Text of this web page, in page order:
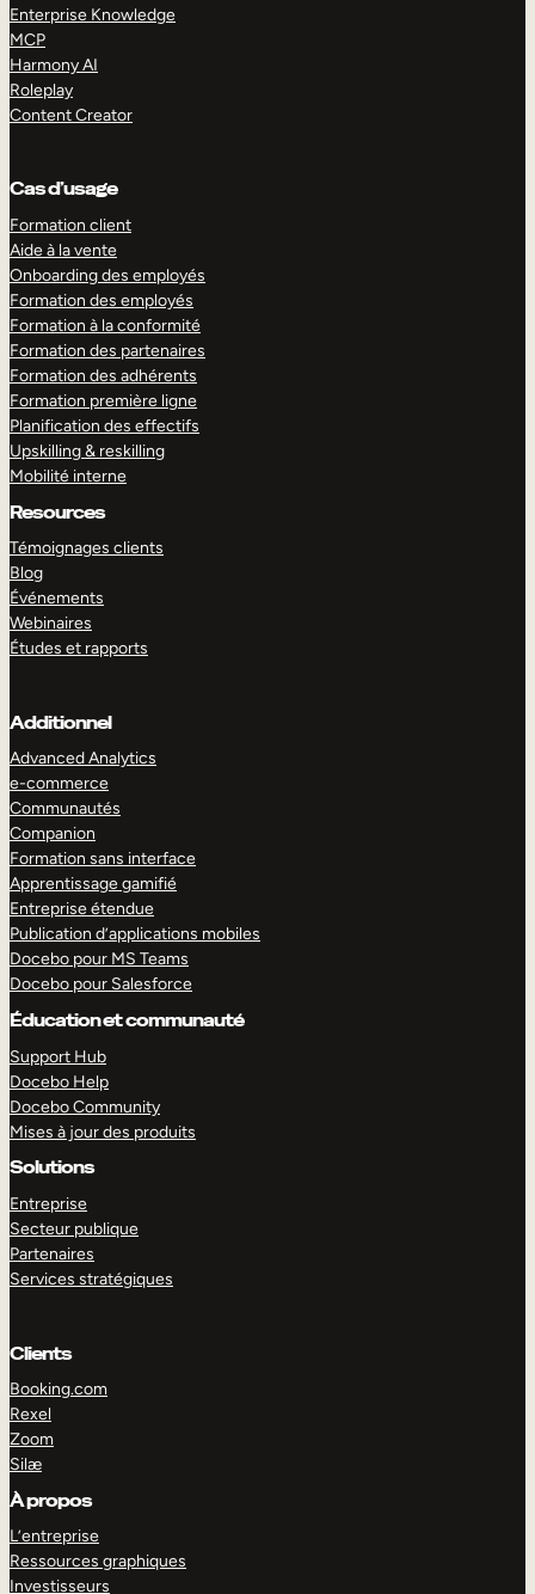
Enterprise Knowledge
MCP
Harmony AI
Roleplay
Content Creator
Cas d’usage
Formation client
Aide à la vente
Onboarding des employés
Formation des employés
Formation à la conformité
Formation des partenaires
Formation des adhérents
Formation première ligne
Planification des effectifs
Upskilling & reskilling
Mobilité interne
Resources
Témoignages clients
Blog
Événements
Webinaires
Études et rapports
Additionnel
Advanced Analytics
e-commerce
Communautés
Companion
Formation sans interface
Apprentissage gamifié
Entreprise étendue
Publication d’applications mobiles
Docebo pour MS Teams
Docebo pour Salesforce
Éducation et communauté
Support Hub
Docebo Help
Docebo Community
Mises à jour des produits
Solutions
Entreprise
Secteur publique
Partenaires
Services stratégiques
Clients
Booking.com
Rexel
Zoom
Silæ
À propos
L’entreprise
Ressources graphiques
Investisseurs